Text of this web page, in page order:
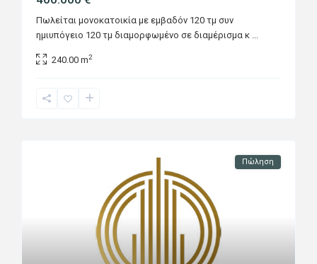
Πωλείται μονοκατοικία με εμβαδόν 120 τμ συν
ημιυπόγειο 120 τμ διαμορφωμένο σε διαμέρισμα κ ...
240.00 m2
Πώληση